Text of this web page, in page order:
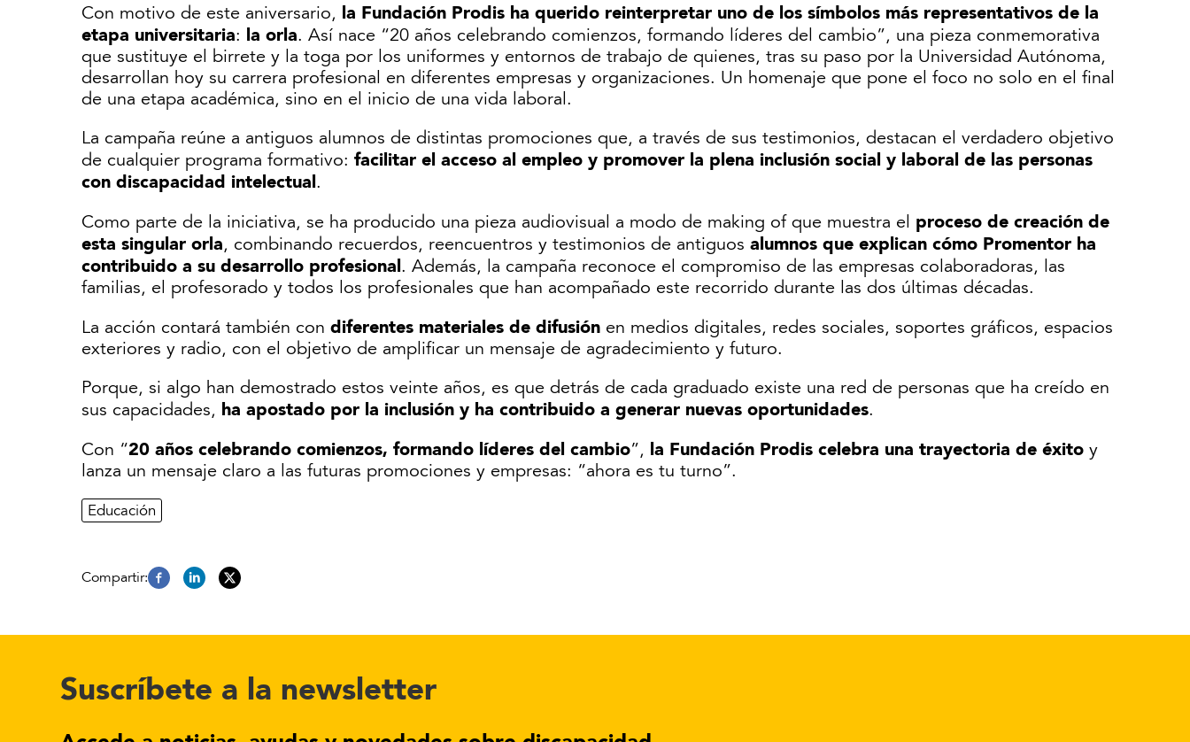
Con motivo de este aniversario, la Fundación Prodis ha querido reinterpretar uno de los símbolos más representativos de la
etapa universitaria: la orla. Así nace “20 años celebrando comienzos, formando líderes del cambio”, una pieza conmemorativa
que sustituye el birrete y la toga por los uniformes y entornos de trabajo de quienes, tras su paso por la Universidad Autónoma,
desarrollan hoy su carrera profesional en diferentes empresas y organizaciones. Un homenaje que pone el foco no solo en el final
de una etapa académica, sino en el inicio de una vida laboral.
La campaña reúne a antiguos alumnos de distintas promociones que, a través de sus testimonios, destacan el verdadero objetivo
de cualquier programa formativo: facilitar el acceso al empleo y promover la plena inclusión social y laboral de las personas
con discapacidad intelectual.
Como parte de la iniciativa, se ha producido una pieza audiovisual a modo de making of que muestra el proceso de creación de
esta singular orla, combinando recuerdos, reencuentros y testimonios de antiguos alumnos que explican cómo Promentor ha
contribuido a su desarrollo profesional. Además, la campaña reconoce el compromiso de las empresas colaboradoras, las
familias, el profesorado y todos los profesionales que han acompañado este recorrido durante las dos últimas décadas.
La acción contará también con diferentes materiales de difusión en medios digitales, redes sociales, soportes gráficos, espacios
exteriores y radio, con el objetivo de amplificar un mensaje de agradecimiento y futuro.
Porque, si algo han demostrado estos veinte años, es que detrás de cada graduado existe una red de personas que ha creído en
sus capacidades, ha apostado por la inclusión y ha contribuido a generar nuevas oportunidades.
Con “20 años celebrando comienzos, formando líderes del cambio”, la Fundación Prodis celebra una trayectoria de éxito y
lanza un mensaje claro a las futuras promociones y empresas: “ahora es tu turno”.
Educación
Suscríbete a la newsletter